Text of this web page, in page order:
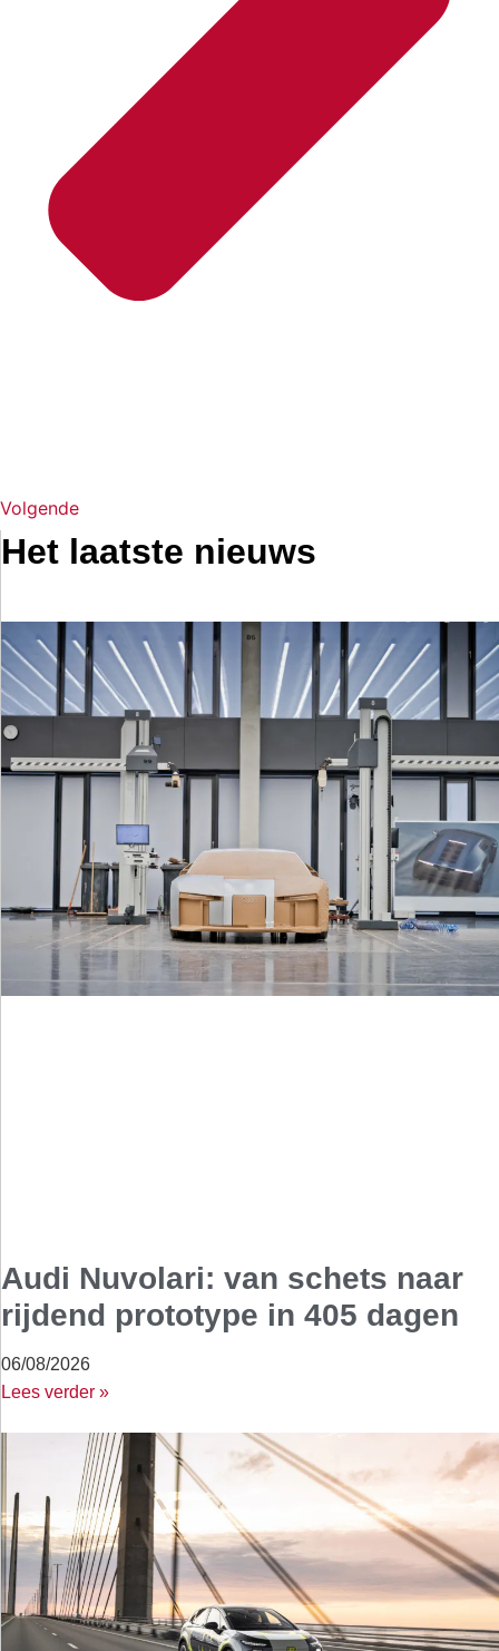
Volgende
Het laatste nieuws
Audi Nuvolari: van schets naar
rijdend prototype in 405 dagen
06/08/2026
Lees verder »